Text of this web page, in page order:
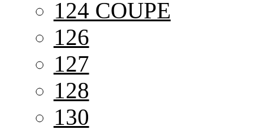
124 COUPE
126
127
128
130